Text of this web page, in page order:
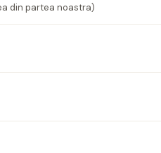
din partea noastra)